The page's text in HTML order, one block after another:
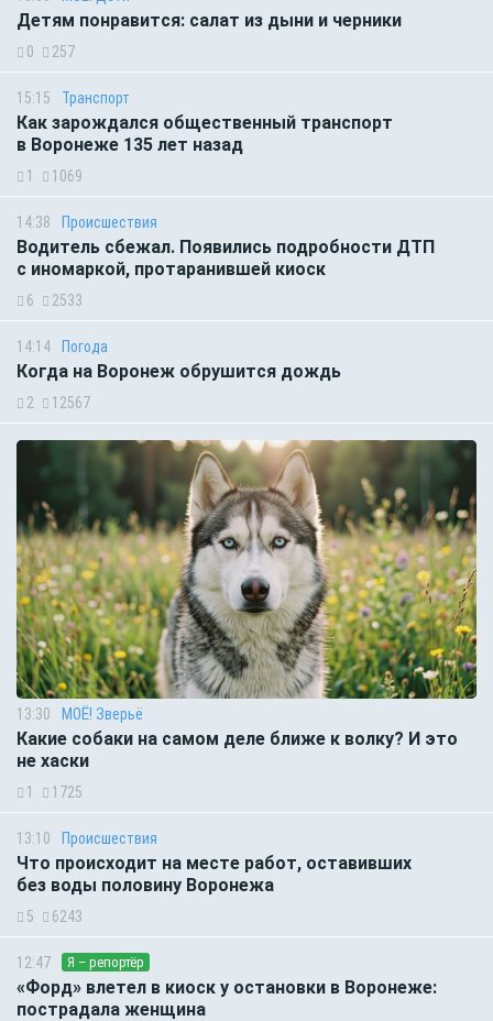
Детям понравится: салат из дыни и черники
0 257
15:15 Транспорт
Как зарождался общественный транспорт
в Воронеже 135 лет назад
1 1069
14:38 Происшествия
Водитель сбежал. Появились подробности ДТП
с иномаркой, протаранившей киоск
6 2533
14:14 Погода
Когда на Воронеж обрушится дождь
2 12567
13:30 МОЁ! Зверьё
Какие собаки на самом деле ближе к волку? И это
не хаски
1 1725
13:10 Происшествия
Что происходит на месте работ, оставивших
без воды половину Воронежа
5 6243
12:47 Я – репортёр
«Форд» влетел в киоск у остановки в Воронеже:
пострадала женщина